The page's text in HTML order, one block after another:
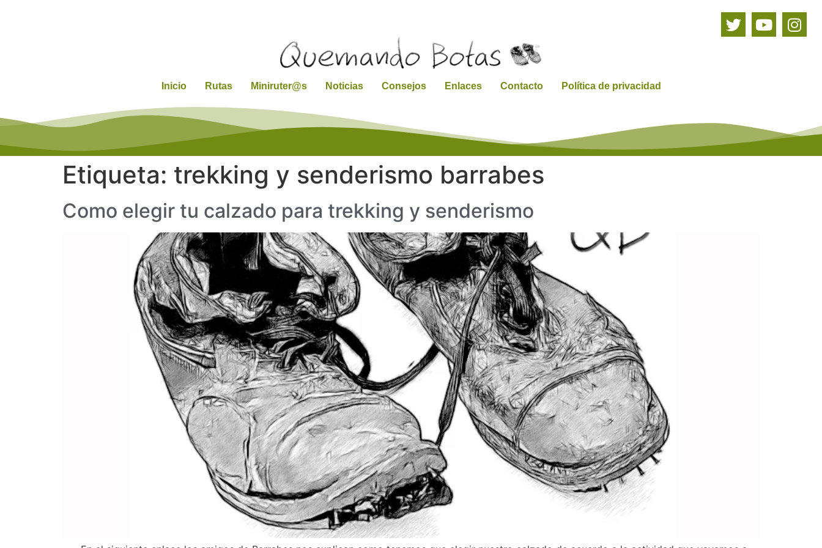
Inicio Rutas Miniruter@s Noticias Consejos Enlaces Contacto Política de privacidad
Etiqueta: trekking y senderismo barrabes
Como elegir tu calzado para trekking y senderismo